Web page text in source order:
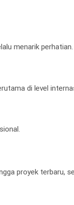
menarik perhatian.
di level
proyek terbaru,